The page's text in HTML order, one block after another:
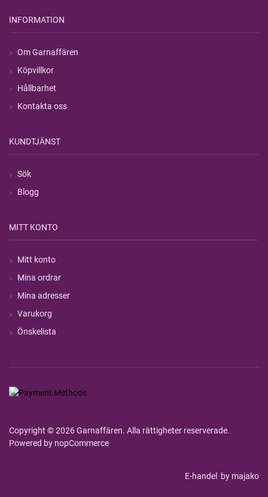
INFORMATION
Om Garnaffären
Köpvillkor
Hållbarhet
Kontakta oss
KUNDTJÄNST
Sök
Blogg
MITT KONTO
Mitt konto
Mina ordrar
Mina adresser
Varukorg
Önskelista
Copyright © 2026 Garnaffären. Alla rättigheter reserverade.
Powered by nopCommerce
E-handel by majako